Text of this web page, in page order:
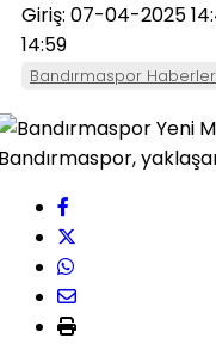
Giriş: 07-04-2025
14:59
Bandırmaspor